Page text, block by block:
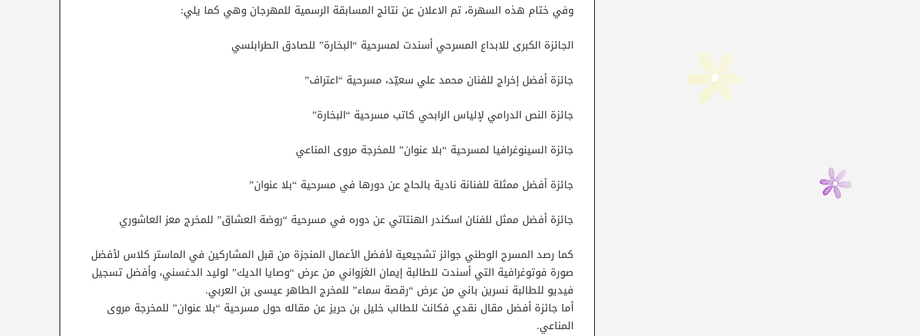
وفي ختام هذه السهرة، تم الاعلان عن نتائج المسابقة الرسمية للمهرجان وهي كما يلي:
الجائزة الكبرى للابداع المسرحي أسندت لمسرحية “البخارة” للصادق الطرابلسي
جائزة أفضل إخراج للفنان محمد علي سعيّد، مسرحية “اعتراف”
جائزة النص الدرامي لإلياس الرابحي كاتب مسرحية “البخارة”
جائزة السينوغرافيا لمسرحية “بلا عنوان” للمخرجة مروى المناعي
جائزة أفضل ممثلة للفنانة نادية بالحاج عن دورها في مسرحية “بلا عنوان”
جائزة أفضل ممثل للفنان اسكندر الهنتاتي عن دوره في مسرحية “روضة العشاق” للمخرج معز العاشوري
كما رصد المسرح الوطني جوائز تشجيعية لأفضل الأعمال المنجزة من قبل المشاركين في الماستر كلاس لأفضل
صورة فوتوغرافية التي أسندت للطالبة إيمان الغزواني من عرض “وصايا الديك” لوليد الدغسني، وأفضل تسجيل
فيديو للطالبة نسرين باني من عرض “رقصة سماء” للمخرج الطاهر عيسى بن العربي.
أما جائزة أفضل مقال نقدي فكانت للطالب خليل بن حريز عن مقاله حول مسرحية “بلا عنوان” للمخرجة مروى
المناعي.